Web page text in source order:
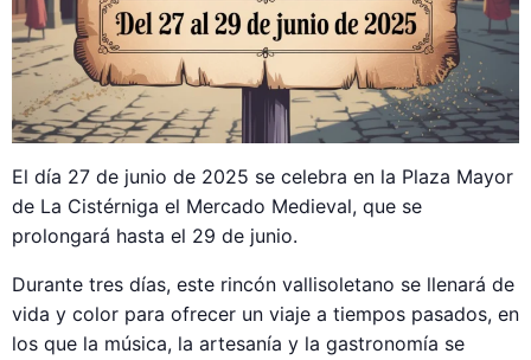
El día 27 de junio de 2025 se celebra en la Plaza Mayor
de La Cistérniga el Mercado Medieval, que se
prolongará hasta el 29 de junio.
Durante tres días, este rincón vallisoletano se llenará de
vida y color para ofrecer un viaje a tiempos pasados, en
los que la música, la artesanía y la gastronomía se